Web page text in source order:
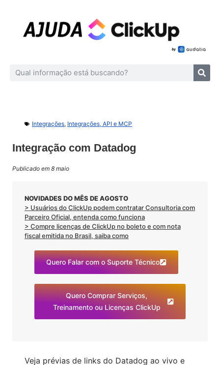
Integrações, Integrações, API e MCP
Integração com Datadog
Publicado em 8 maio
NOVIDADES DO MÊS DE AGOSTO
> Usuários do ClickUp podem contratar Consultoria com
Parceiro Oficial, entenda como funciona
> Compre licenças de ClickUp no boleto e com nota
fiscal emitida no Brasil, saiba como
Quero Falar com o Suporte Técnico
Quero Comprar Serviços,
Treinamento ou Licenças ClickUp
Veja prévias de links do Datadog ao vivo e